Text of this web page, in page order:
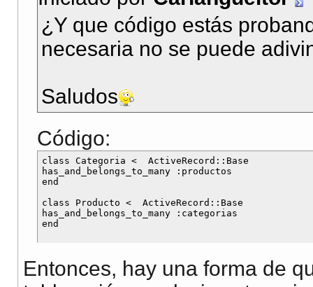
¿Y que código estás
necesaria no se puede
Saludos
Código:
class Categoria <  ActiveRecord::Base
has_and_belongs_to_many :productos
end
class Producto <  ActiveRecord::Base
has_and_belongs_to_many :categorias
Entonces, hay una forma de